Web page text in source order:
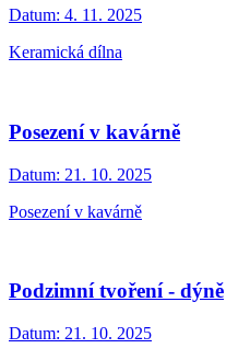
Datum: 4. 11. 2025
Keramická dílna
Posezení v kavárně
Datum: 21. 10. 2025
Posezení v kavárně
Podzimní tvoření - dýně
Datum: 21. 10. 2025